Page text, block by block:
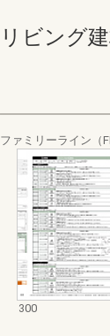
リビング
ファミリーライン（
300